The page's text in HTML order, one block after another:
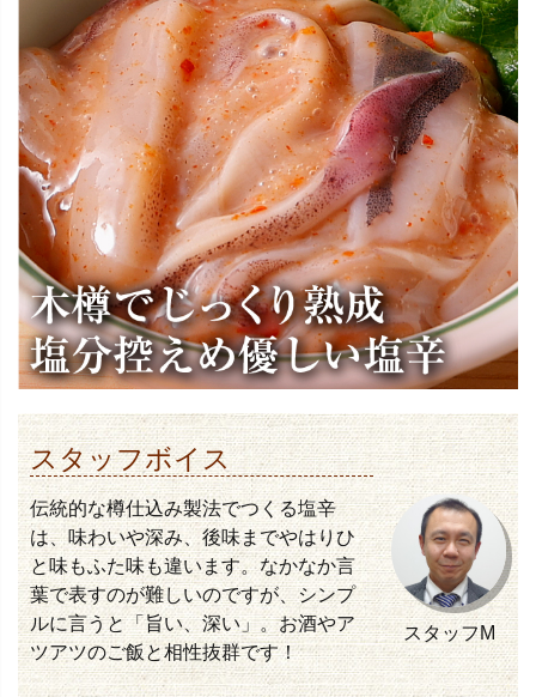
スタッフボイス
伝統的な樽仕込み製法でつくる塩辛
は、味わいや深み、後味までやはりひ
と味もふた味も違います。なかなか言
葉で表すのが難しいのですが、シンプ
ルに言うと「旨い、深い」。お酒やア
ツアツのご飯と相性抜群です！
スタッフM